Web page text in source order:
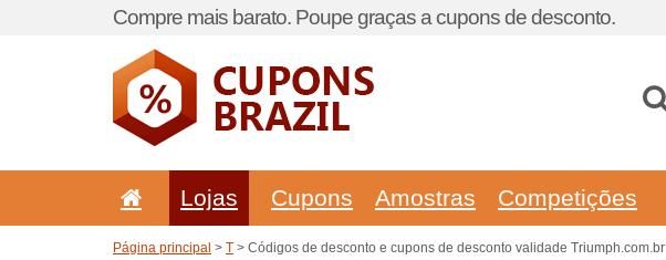
Compre mais barato. Poupe graças a cupons de desconto.
Lojas Cupons Amostras Competições
Página principal > T > Códigos de desconto e cupons de desconto validade Triumph.com.br